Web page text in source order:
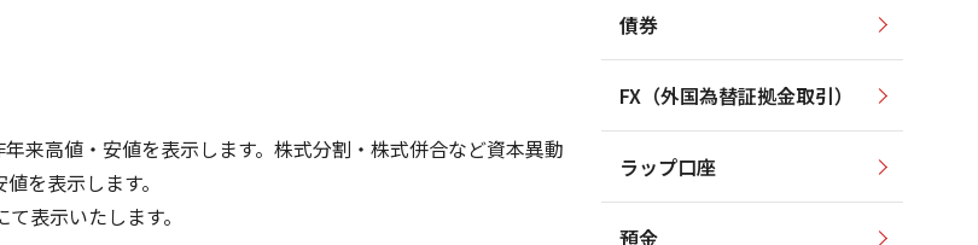
4,000
3
4
4,000
2
3
来高値・安値を表示します。株式分割・株式併合など資本異動
を表示します。
表示いたします。
債券
FX（外国為替証拠金取引）
ラップ口座
預金